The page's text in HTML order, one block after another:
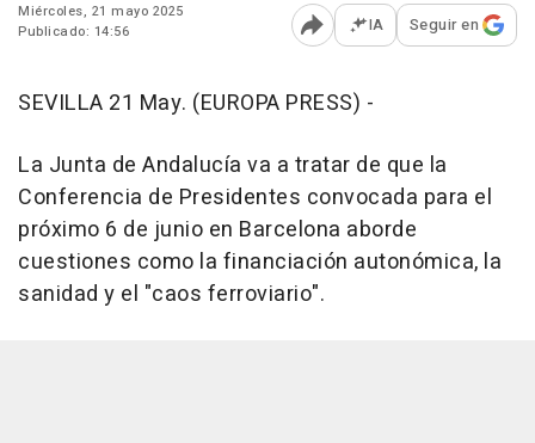
Miércoles, 21 mayo 2025
Publicado: 14:56
Abrir opciones para
IA Seguir en
SEVILLA 21 May. (EUROPA PRESS) -
La Junta de Andalucía va a tratar de que la
Conferencia de Presidentes convocada para el
próximo 6 de junio en Barcelona aborde
cuestiones como la financiación autonómica, la
sanidad y el "caos ferroviario".